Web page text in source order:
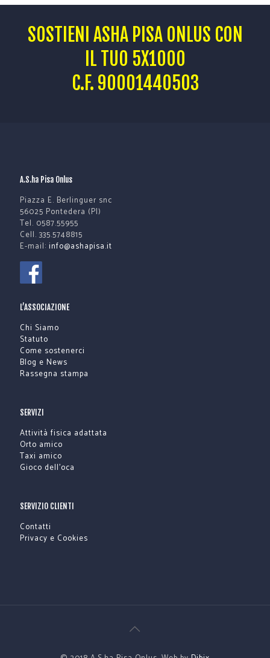
SOSTIENI ASHA PISA ONLUS CON
IL TUO 5X1000
C.F. 90001440503
A.S.ha Pisa Onlus
Piazza E. Berlinguer snc
56025 Pontedera (PI)
Tel. 0587.55955
Cell. 335.5748815
E-mail: info@ashapisa.it
L’ASSOCIAZIONE
Chi Siamo
Statuto
Come sostenerci
Blog e News
Rassegna stampa
SERVIZI
Attività fisica adattata
Orto amico
Taxi amico
Gioco dell’oca
SERVIZIO CLIENTI
Contatti
Privacy e Cookies